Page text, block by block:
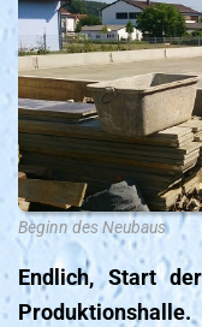
Beginn des Neubaus
Endlich, Start
Produktionshalle.